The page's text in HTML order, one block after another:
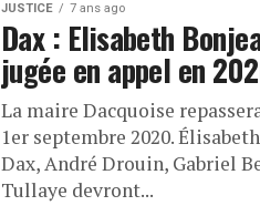
JUSTICE 7 ans ago
Dax : Elisabeth
jugée en appel en
La maire Dacquoise
1er septembre 2020.
Dax, André Drouin, Gabriel
Tullaye devront...